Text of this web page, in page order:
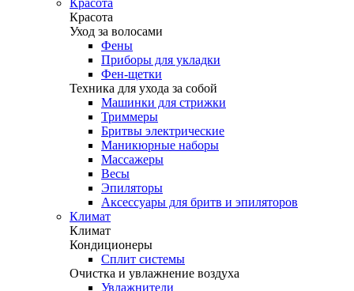
Красота
Красота
Уход за волосами
Фены
Приборы для укладки
Фен-щетки
Техника для ухода за собой
Машинки для стрижки
Триммеры
Бритвы электрические
Маникюрные наборы
Массажеры
Весы
Эпиляторы
Аксессуары для бритв и эпиляторов
Климат
Климат
Кондиционеры
Сплит системы
Очистка и увлажнение воздуха
Увлажнители